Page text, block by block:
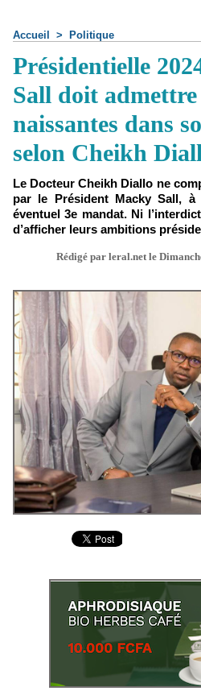
Accueil > Politique
Présidentielle
Sall doit
naissantes dans
selon Cheikh
Le Docteur Cheikh Diallo ne
par le Président Macky Sall,
éventuel 3e mandat. Ni
d’afficher leurs ambitions
Rédigé par leral.net le